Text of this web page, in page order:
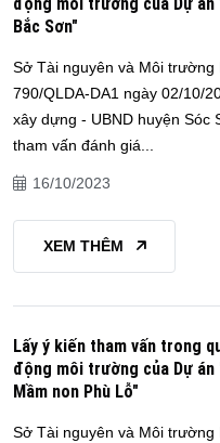
Bắc Sơn"
Sở Tài nguyên và Môi
790/QLDA-DA1 ngày 02/10/
xây dựng - UBND huyện Sóc
tham vấn đánh giá...
16/10/2023
XEM THÊM
Lấy ý kiến tham vấn trong
động môi trường của Dự
Mầm non Phù Lỗ"
Sở Tài nguyên và Môi